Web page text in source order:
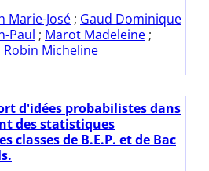
Marie-José ; Gaud Dominique
Paul ; Marot Madeleine ;
Robin Micheline
d'idées probabilistes dans
des statistiques
classes de B.E.P. et de Bac